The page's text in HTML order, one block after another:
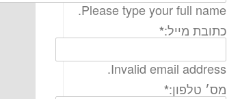
Please type your full name.
כתובת מייל:*
Invalid email address.
מס׳ טלפון:*